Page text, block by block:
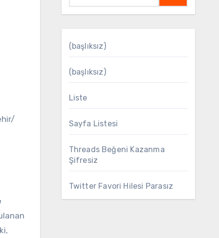
(başlıksız)
(başlıksız)
Liste
Sayfa Listesi
Threads Beğeni Kazanma
Şifresiz
Twitter Favori Hilesi Parasız